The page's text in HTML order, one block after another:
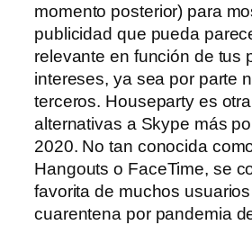
momento posterior) para
publicidad que pueda
relevante en función de tus
intereses, ya sea por parte
terceros. Houseparty es
alternativas a Skype más
2020. No tan conocida
Hangouts o FaceTime, se
favorita de muchos
cuarentena por pandemia